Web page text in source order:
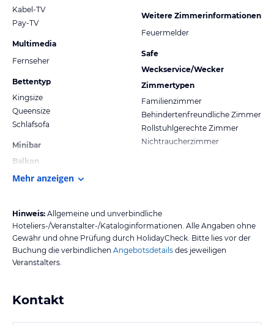
Kabel-TV
Pay-TV
Multimedia
Fernseher
Bettentyp
Kingsize
Queensize
Schlafsofa
Minibar
Balkon
Weitere Zimmerinformationen
Feuermelder
Safe
Weckservice/Wecker
Zimmertypen
Familienzimmer
Behindertenfreundliche Zimmer
Rollstuhlgerechte Zimmer
Nichtraucherzimmer
Mehr anzeigen
Hinweis: Allgemeine und unverbindliche
Hoteliers-/Veranstalter-/Kataloginformationen. Alle Angaben ohne
Gewähr und ohne Prüfung durch HolidayCheck. Bitte lies vor der
Buchung die verbindlichen Angebotsdetails des jeweiligen
Veranstalters.
Kontakt